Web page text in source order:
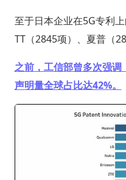
至于日本企业在5G专利
TT（2845项）、夏普（
之前，工信部曾多次强
声明量全球占比达42%。